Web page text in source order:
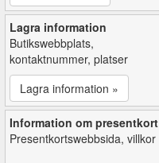
Lagra information
Butikswebbplats,
kontaktnummer, platser
Lagra information »
Information om presentkort
Presentkortswebbsida, villkor